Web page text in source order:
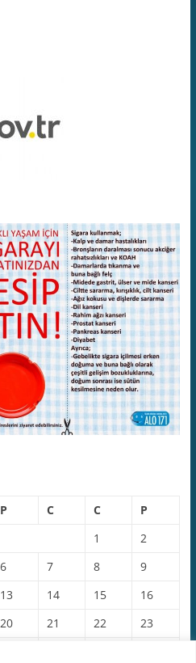
P C C
P
1
2
6 7 8
9
13 14 15
16
20 21 22
23